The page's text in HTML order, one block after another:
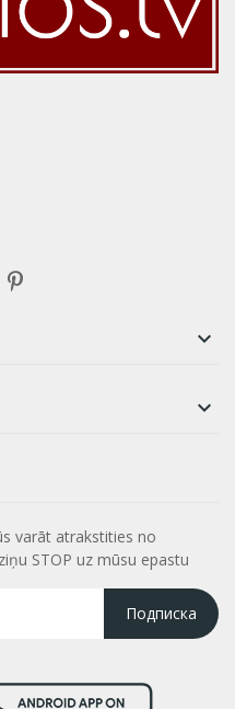


varāt atrakstities no
STOP uz mūsu epastu
Подписка